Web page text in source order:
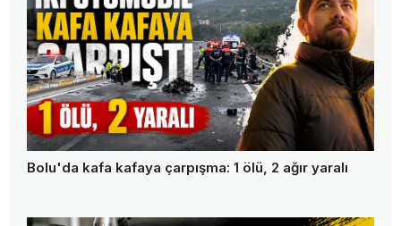
Bolu'da kafa kafaya çarpışma: 1 ölü, 2 ağır yaralı